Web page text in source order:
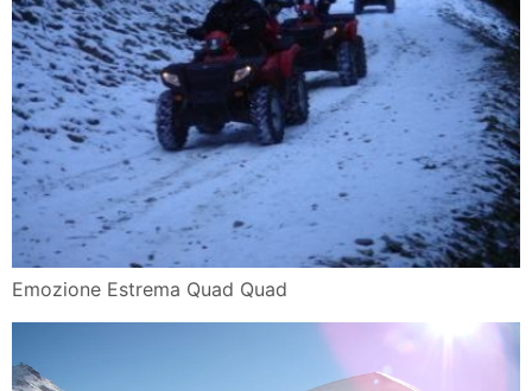
Emozione Estrema Quad Quad